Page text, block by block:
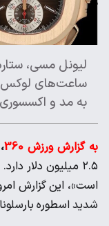
لیونل مسی،
ساعت‌های لوکس
به مد و
به گزارش ورزش 360 ،
۲.۵ میلیون
است»، این گزارش
شدید اسطوره